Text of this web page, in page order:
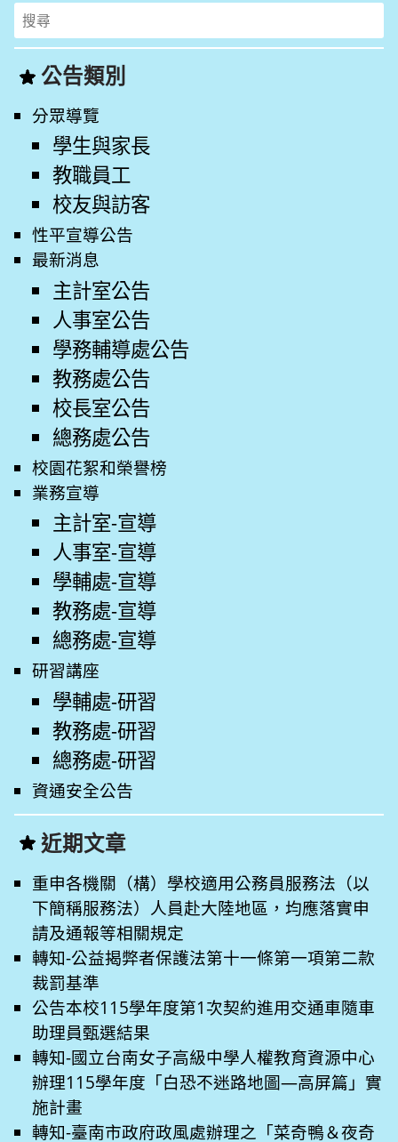
Search
for:
公告類別
分眾導覽
學生與家長
教職員工
校友與訪客
性平宣導公告
最新消息
主計室公告
人事室公告
學務輔導處公告
教務處公告
校長室公告
總務處公告
校園花絮和榮譽榜
業務宣導
主計室-宣導
人事室-宣導
學輔處-宣導
教務處-宣導
總務處-宣導
研習講座
學輔處-研習
教務處-研習
總務處-研習
資通安全公告
近期文章
重申各機關（構）學校適用公務員服務法（以
下簡稱服務法）人員赴大陸地區，均應落實申
請及通報等相關規定
轉知-公益揭弊者保護法第十一條第一項第二款
裁罰基準
公告本校115學年度第1次契約進用交通車隨車
助理員甄選結果
轉知-國立台南女子高級中學人權教育資源中心
辦理115學年度「白恐不迷路地圖—高屏篇」實
施計畫
轉知-臺南市政府政風處辦理之「菜奇鴨＆夜奇